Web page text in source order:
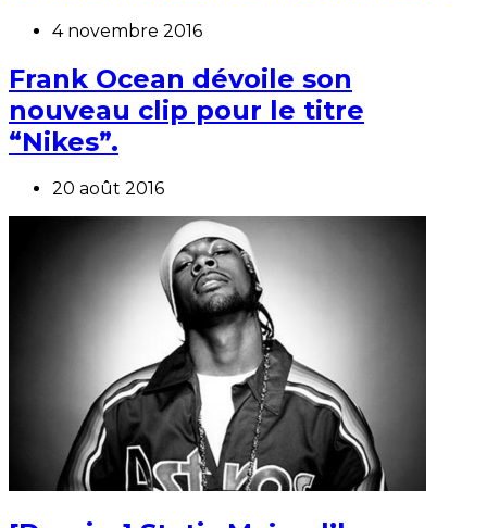
4 novembre 2016
Frank Ocean dévoile son
nouveau clip pour le titre
“Nikes”.
20 août 2016